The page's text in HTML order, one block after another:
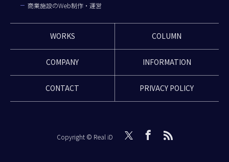
商業施設のWeb制作・運営
WORKS COLUMN
COMPANY INFORMATION
CONTACT PRIVACY POLICY
Copyright © Real iD